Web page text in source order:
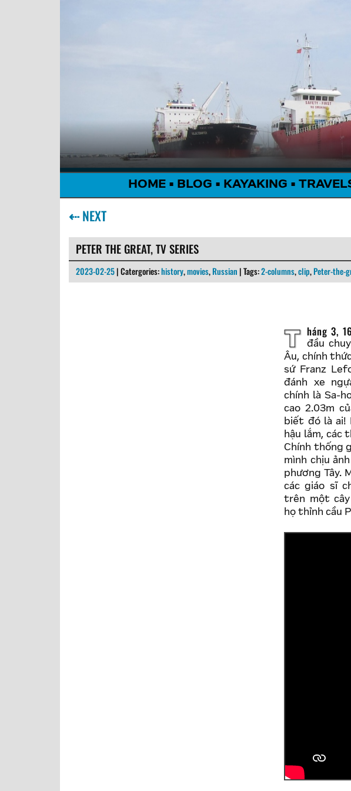
HOME • BLOG • KAYAKING •
⇠NEXT
PETER THE GREAT, TV SERIES
2023-02-25| Catergories:history,movies,Russian | Tags:2-columns,clip,Peter-the-
Tháng 3, 1697, phái đoàn ngoại giao Nga bắt
đầu
Âu, chính
sứ Franz
đánh xe
chính là Sa-
cao 2.03m
biết đó là ai!
hậu lắm, các
Chính thống
mình chịu
phương Tây.
các giáo sĩ
trên một cây
họ thỉnh cầu